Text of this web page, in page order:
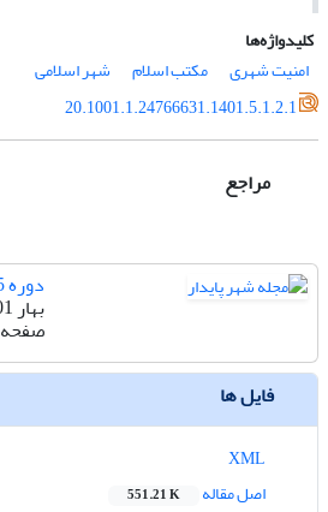
کلیدواژه‌ها
امنیت شهری
مکتب اسلام
شهر اسلامی
20.1001.1.24766631.1401.5.1.2.1
مراجع
دوره 5، شماره 1
بهار 1401
صفحه
فایل ها
اصل مقاله
551.21 K